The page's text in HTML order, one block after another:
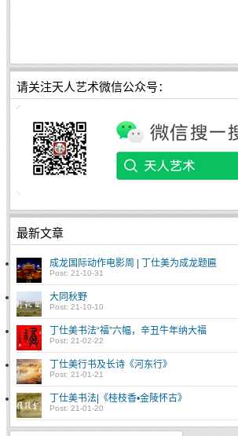
请关注天人艺术微信公众号：
最新文章
成龙国际动作电影周 | 丁仕美为成龙题匾
Post: 21-10-31
大同秋野
Post: 21-10-10
丁仕美书法“福”六幅，辛丑牛年纳大福
Post: 21-02-22
丁仕美行书及长诗《河东行》
Post: 21-01-21
丁仕美书法|《桂枝香•金陵怀古》
Post: 21-01-20